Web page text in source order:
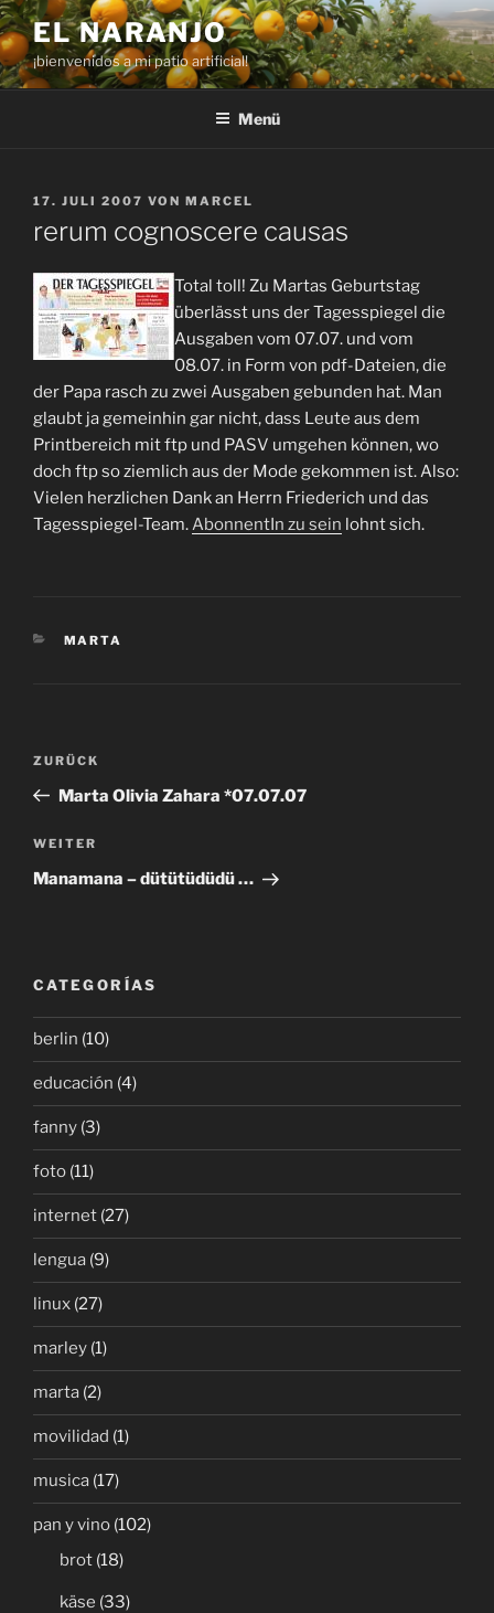
Zum
Inhalt
springen
EL NARANJO
¡bienvenidos a mi patio artificial!
Menü
VERÖFFENTLICHT
17. JULI 2007 VON MARCEL
rerum cognoscere causas
Total toll! Zu Martas Geburtstag
überlässt uns der Tagesspiegel die
Ausgaben vom 07.07. und vom
08.07. in Form von pdf-Dateien, die
der Papa rasch zu zwei Ausgaben gebunden hat. Man
glaubt ja gemeinhin gar nicht, dass Leute aus dem
Printbereich mit ftp und PASV umgehen können, wo
doch ftp so ziemlich aus der Mode gekommen ist. Also:
Vielen herzlichen Dank an Herrn Friederich und das
Tagesspiegel-Team.AbonnentIn zu sein lohnt sich.
KATEGORIEN
MARTA
Beitragsnavigation
Vorheriger
Beitrag
ZURÜCK
Marta Olivia Zahara *07.07.07
Nächster
Beitrag
WEITER
Manamana – dütütüdüdü …
CATEGORÍAS
berlin (10)
educación (4)
fanny (3)
foto (11)
internet (27)
lengua (9)
linux (27)
marley (1)
marta (2)
movilidad (1)
musica (17)
pan y vino (102)
brot (18)
käse (33)